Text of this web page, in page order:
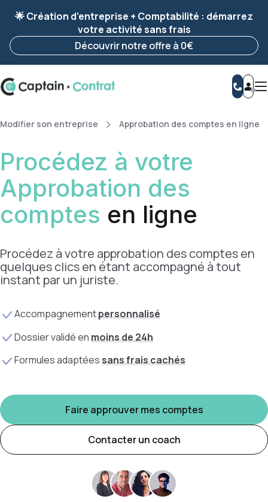
enregistrée 🚀
Reprendre ma démarche
🌟 Création d’entreprise + Comptabilité : démarrez
votre activité sans frais
Découvrir notre offre à 0€
Modifier son entreprise Approbation des comptes en ligne
Procédez à votre
Approbation des
comptes en ligne
Procédez à votre approbation des comptes en
quelques clics en étant accompagné à tout
instant par un juriste.
Accompagnementpersonnalisé
Dossier validé enmoins de 24h
Formules adaptéessans frais cachés
Faire approuver mes comptes
Contacter un coach